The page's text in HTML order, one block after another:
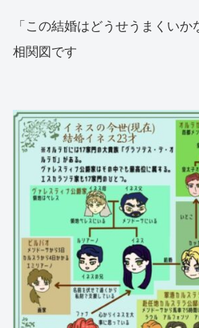
「この結婚はどうせうまくい
相関図です